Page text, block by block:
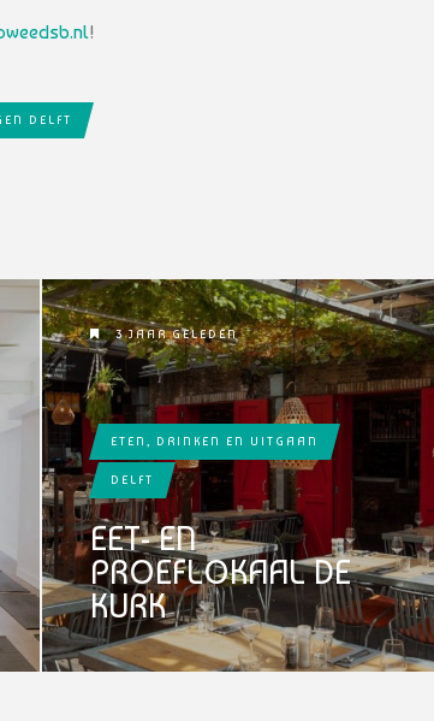
!
DELFT
3 JAAR GELEDEN
ETEN, DRINKEN EN UITGAAN
DELFT
EET- EN
PROEFLOKAAL DE
KURK